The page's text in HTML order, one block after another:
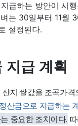
급하는 방안이 시
는 30일부터 11월
설정된다.
지급 계획
지 쌀값을 조곡가
산금으로 지급하는
중요한 조치이다.